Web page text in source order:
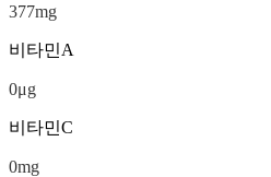
377mg
비타민A
0μg
비타민C
0mg